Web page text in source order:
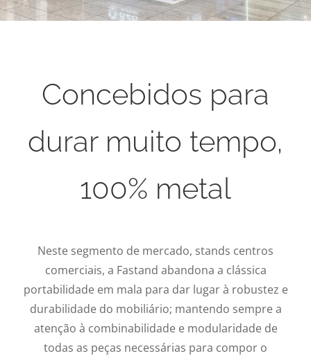
Concebidos para
durar muito tempo,
100% metal
Neste segmento de mercado, stands centros
comerciais, a Fastand abandona a clássica
portabilidade em mala para dar lugar à robustez e
durabilidade do mobiliário; mantendo sempre a
atenção à combinabilidade e modularidade de
todas as peças necessárias para compor o